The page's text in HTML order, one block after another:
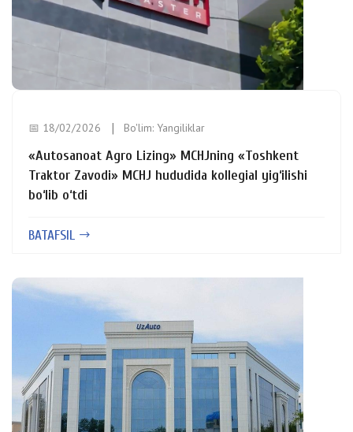
📅 18/02/2026 Bo'lim: Yangiliklar
«Autosanoat Agro Lizing» MCHJning «Toshkent
Traktor Zavodi» MCHJ hududida kollegial yig‘ilishi
bo‘lib o‘tdi
BATAFSIL